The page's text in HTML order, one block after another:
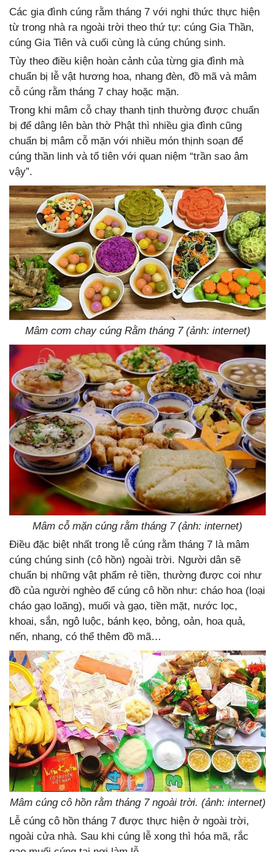
Các gia đình cúng rằm tháng 7 với nghi thức thực hiện
từ trong nhà ra ngoài trời theo thứ tự: cúng Gia Thần,
cúng Gia Tiên và cuối cùng là cúng chúng sinh.
Tùy theo điều kiện hoàn cảnh của từng gia đình mà
chuẩn bị lễ vật hương hoa, nhang đèn, đồ mã và mâm
cỗ cúng rằm tháng 7 chay hoặc mặn.
Trong khi mâm cỗ chay thanh tịnh thường được chuẩn
bị để dâng lên bàn thờ Phật thì nhiều gia đình cũng
chuẩn bị mâm cỗ mặn với nhiều món thịnh soạn để
cúng thần linh và tổ tiên với quan niệm “trần sao âm
vậy”.
Mâm cơm chay cúng Rằm tháng 7 (ảnh: internet)
Mâm cỗ mặn cúng rằm tháng 7 (ảnh: internet)
Điều đặc biệt nhất trong lễ cúng rằm tháng 7 là mâm
cúng chúng sinh (cô hồn) ngoài trời. Người dân sẽ
chuẩn bị những vật phẩm rẻ tiền, thường được coi như
đồ của người nghèo để cúng cô hồn như: cháo hoa (loại
cháo gạo loãng), muối và gạo, tiền mặt, nước lọc,
khoai, sắn, ngô luộc, bánh kẹo, bỏng, oản, hoa quả,
nến, nhang, có thể thêm đồ mã…
Mâm cúng cô hồn rằm tháng 7 ngoài trời. (ảnh: internet)
Lễ cúng cô hồn tháng 7 được thực hiện ở ngoài trời,
ngoài cửa nhà. Sau khi cúng lễ xong thì hóa mã, rắc